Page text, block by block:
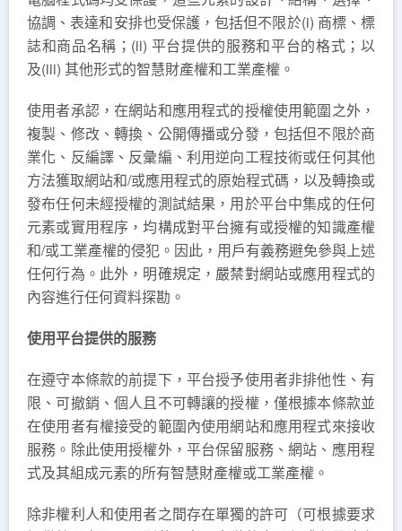
協調、表達和安排也受保護，包括但不限於(i) 商標、標
誌和商品名稱；(ii) 平台提供的服務和平台的格式；以
及(iii) 其他形式的智慧財產權和工業產權。
使用者承認，在網站和應用程式的授權使用範圍之外，
複製、修改、轉換、公開傳播或分發，包括但不限於商
業化、反編譯、反彙編、利用逆向工程技術或任何其他
方法獲取網站和/或應用程式的原始程式碼，以及轉換或
發布任何未經授權的測試結果，用於平台中集成的任何
元素或實用程序，均構成對平台擁有或授權的知識產權
和/或工業產權的侵犯。因此，用戶有義務避免參與上述
任何行為。此外，明確規定，嚴禁對網站或應用程式的
內容進行任何資料探勘。
使用平台提供的服務
在遵守本條款的前提下，平台授予使用者非排他性、有
限、可撤銷、個人且不可轉讓的授權，僅根據本條款並
在使用者有權接受的範圍內使用網站和應用程式來接收
服務。除此使用授權外，平台保留服務、網站、應用程
式及其組成元素的所有智慧財產權或工業產權。
除非權利人和使用者之間存在單獨的許可（可根據要求